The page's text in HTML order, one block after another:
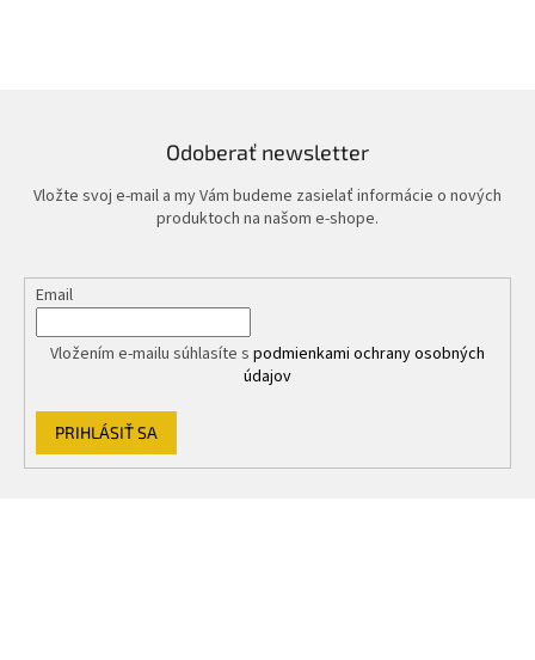
r
v
k
y
p
u
Odoberať newsletter
Vložte svoj e-mail a my Vám budeme zasielať informácie o nových
produktoch na našom e-shope.
Email
Vložením e-mailu súhlasíte s podmienkami ochrany osobných
údajov
PRIHLÁSIŤ SA